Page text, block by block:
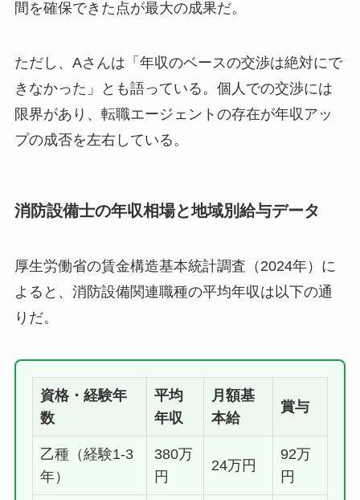
間を確保できた点が最大の成果だ。
ただし、Aさんは「年収のベースの交渉は絶対にで
きなかった」とも語っている。個人での交渉には
限界があり、転職エージェントの存在が年収アッ
プの成否を左右している。
消防設備士の年収相場と地域別給与データ
厚生労働省の賃金構造基本統計調査（2024年）に
よると、消防設備関連職種の平均年収は以下の通
りだ。
資格・経験年
数
平均
年収
月額基
本給
賞与
乙種（経験1-3
年）
380万
円
24万円
92万
円